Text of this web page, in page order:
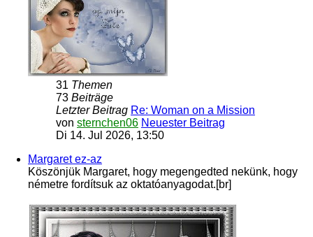
31 Themen
73 Beiträge
Letzter Beitrag Re: Woman on a Mission
von sternchen06 Neuester Beitrag
Di 14. Jul 2026, 13:50
Margaret ez-az
Köszönjük Margaret, hogy megengedted nekünk, hogy
németre fordítsuk az oktatóanyagodat.[br]